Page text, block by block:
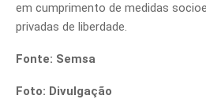
em cumprimento de medidas
privadas de liberdade.
Fonte: Semsa
Foto: Divulgação